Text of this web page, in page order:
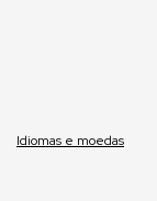
Idiomas e moedas